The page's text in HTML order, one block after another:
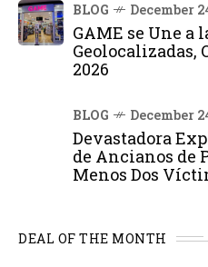
BLOG December
GAME se Une a
Geolocalizadas,
2026
BLOG December
Devastadora
de Ancianos de
Menos Dos
DEAL OF THE MONTH